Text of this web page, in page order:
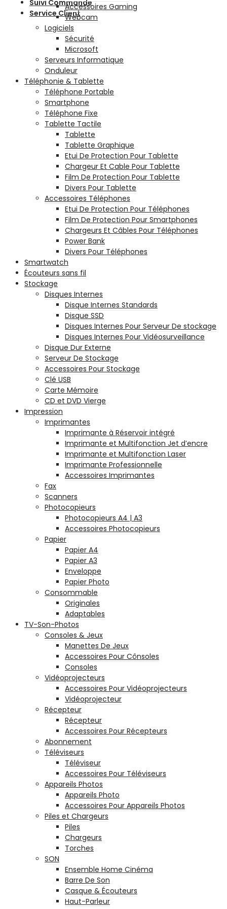
Suivi Commande
Service Client
Accessoires Gaming
Webcam
Logiciels
Sécurité
Microsoft
Serveurs Informatique
Onduleur
Téléphonie & Tablette
Téléphone Portable
Smartphone
Téléphone Fixe
Tablette Tactile
Tablette
Tablette Graphique
Etui De Protection Pour Tablette
Chargeur Et Cable Pour Tablette
Film De Protection Pour Tablette
Divers Pour Tablette
Accessoires Téléphones
Etui De Protection Pour Téléphones
Film De Protection Pour Smartphones
Chargeurs Et Câbles Pour Téléphones
Power Bank
Divers Pour Téléphones
Smartwatch
Écouteurs sans fil
Stockage
Disques Internes
Disque Internes Standards
Disque SSD
Disques Internes Pour Serveur De stockage
Disques Internes Pour Vidéosurveillance
Disque Dur Externe
Serveur De Stockage
Accessoires Pour Stockage
Clé USB
Carte Mémoire
CD et DVD Vierge
Impression
Imprimantes
Imprimante à Réservoir intégré
Imprimante et Multifonction Jet d’encre
Imprimante et Multifonction Laser
Imprimante Professionnelle
Accessoires Imprimantes
Fax
Scanners
Photocopieurs
Photocopieurs A4 | A3
Accessoires Photocopieurs
Papier
Papier A4
Papier A3
Enveloppe
Papier Photo
Consommable
Originales
Adaptables
TV-Son-Photos
Consoles & Jeux
Manettes De Jeux
Accessoires Pour Cônsoles
Consoles
Vidéoprojecteurs
Accessoires Pour Vidéoprojecteurs
Vidéoprojecteur
Récepteur
Récepteur
Accessoires Pour Récepteurs
Abonnement
Téléviseurs
Téléviseur
Accessoires Pour Téléviseurs
Appareils Photos
Appareils Photo
Accessoires Pour Appareils Photos
Piles et Chargeurs
Piles
Chargeurs
Torches
SON
Ensemble Home Cinéma
Barre De Son
Casque & Écouteurs
Haut-Parleur